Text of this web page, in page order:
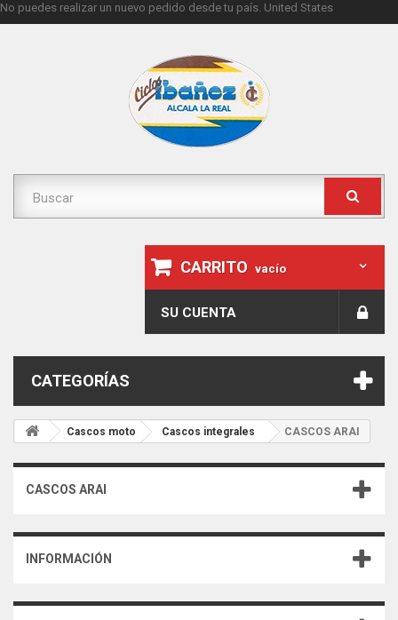
No puedes realizar un nuevo pedido desde tu país. United States
CARRITO vacío
SU CUENTA
CATEGORÍAS
Cascos moto Cascos integrales CASCOS ARAI
CASCOS ARAI
INFORMACIÓN